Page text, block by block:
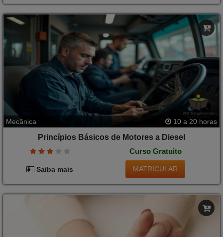
Mecânica 10 a 20 horas
Princípios Básicos de Motores a Diesel
Curso Gratuito
Saiba mais MATRICULAR